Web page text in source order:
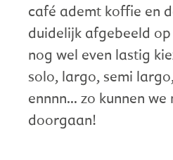
café ademt koffie en
duidelijk afgebeeld
nog wel even lastig
solo, largo, semi
ennnn… zo kunnen we
doorgaan!